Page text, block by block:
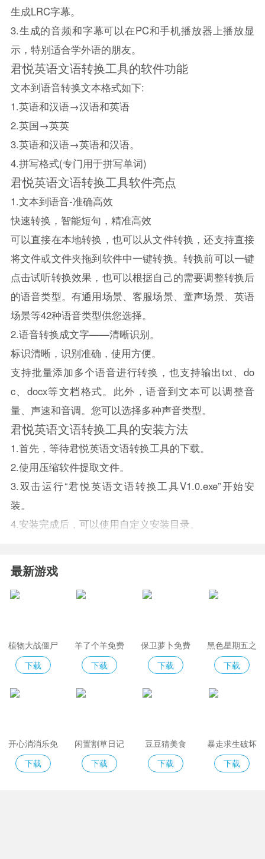
生成LRC字幕。
3.生成的音频和字幕可以在PC和手机播放器上播放显
示，特别适合学外语的朋友。
君悦英语文语转换工具的软件功能
文本到语音转换文本格式如下:
1.英语和汉语→汉语和英语
2.英国→英英
3.英语和汉语→英语和汉语。
4.拼写格式(专门用于拼写单词)
君悦英语文语转换工具软件亮点
1.文本到语音-准确高效
快速转换，智能短句，精准高效
可以直接在本地转换，也可以从文件转换，还支持直接
将文件或文件夹拖到软件中一键转换。转换前可以一键
点击试听转换效果，也可以根据自己的需要调整转换后
的语音类型。有通用场景、客服场景、童声场景、英语
场景等42种语音类型供您选择。
2.语音转换成文字——清晰识别。
标识清晰，识别准确，使用方便。
支持批量添加多个语音进行转换，也支持输出txt、do
c、docx等文档格式。此外，语音到文本可以调整音
量、声速和音调。您可以选择多种声音类型。
君悦英语文语转换工具的安装方法
1.首先，等待君悦英语文语转换工具的下载。
2.使用压缩软件提取文件。
3.双击运行“君悦英语文语转换工具V1.0.exe”开始安
装。
4.安装完成后，可以使用自定义安装目录。
最新游戏
植物大战僵尸
2免费版
下载
羊了个羊免费
下载
保卫萝卜免费
版
下载
黑色星期五之
夜indiecross
下载
开心消消乐免
费版
下载
闲置割草日记
下载
豆豆猜美食
下载
暴走求生破坏
模拟器
下载